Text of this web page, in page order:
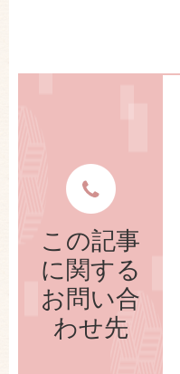
この記事
に関する
お問い合
わせ先